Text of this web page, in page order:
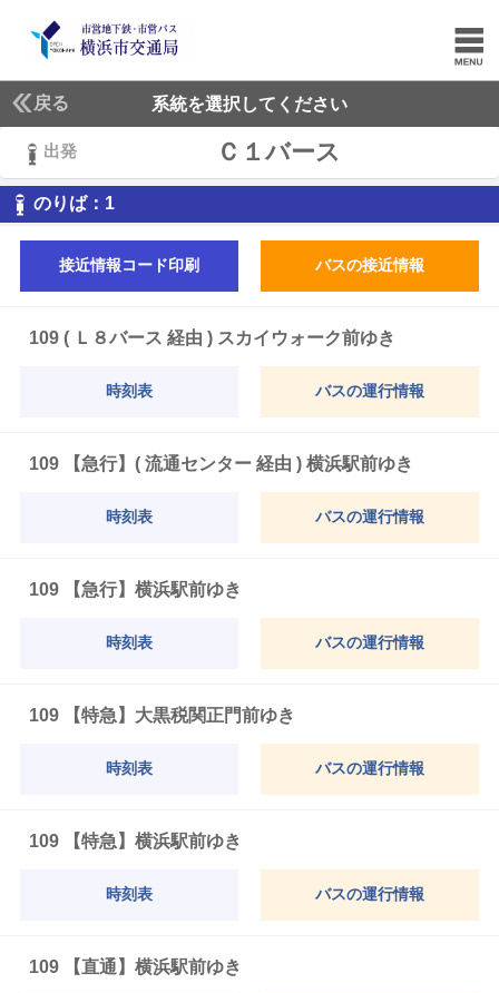
戻る 系統を選択してください
出発 Ｃ１バース
のりば： 1
接近情報コード印刷 バスの接近情報
109 ( Ｌ８バース 経由 ) スカイウォーク前ゆき
時刻表 バスの運行情報
109 【急行】( 流通センター 経由 ) 横浜駅前ゆき
時刻表 バスの運行情報
109 【急行】横浜駅前ゆき
時刻表 バスの運行情報
109 【特急】大黒税関正門前ゆき
時刻表 バスの運行情報
109 【特急】横浜駅前ゆき
時刻表 バスの運行情報
109 【直通】横浜駅前ゆき